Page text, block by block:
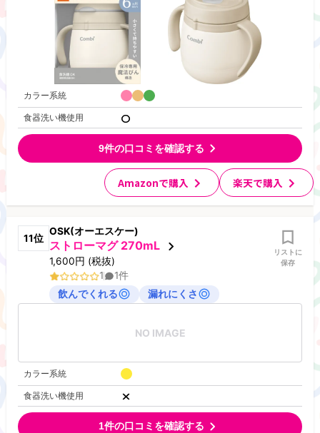
カラー系統
食器洗い機使用
9件の口コミを確認する
Amazonで購入 楽天で購入
11位
OSK(オーエスケー)
ストローマグ 270mL
1,600円 (税抜)
リストに
保存
1 1件
飲んでくれる
漏れにくさ
NO IMAGE
カラー系統
食器洗い機使用
1件の口コミを確認する